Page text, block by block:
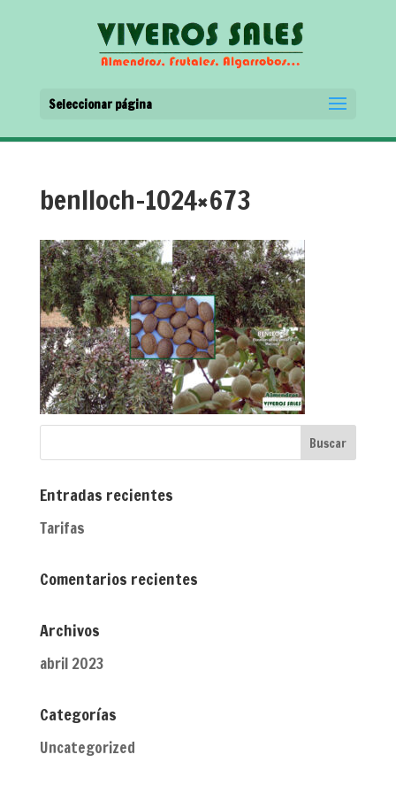
Seleccionar página
benlloch-1024×673
Entradas recientes
Tarifas
Comentarios recientes
Archivos
abril 2023
Categorías
Uncategorized